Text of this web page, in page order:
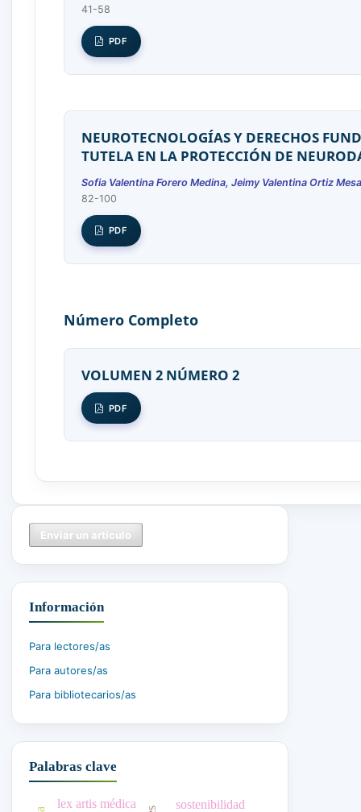
41-58
PDF
NEUROTECNOLOGÍAS Y DERECHOS
TUTELA EN LA PROTECCIÓN DE
Sofia Valentina Forero Medina, Jeimy Valentina Ortiz
82-100
PDF
Número Completo
VOLUMEN 2 NÚMERO 2
PDF
Enviar un artículo
Información
Para lectores/as
Para autores/as
Para bibliotecarios/as
Palabras clave
lex artis médica sostenibilidad